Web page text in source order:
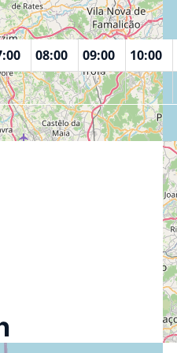
8月 7 2026
08:00 09:00 10:00